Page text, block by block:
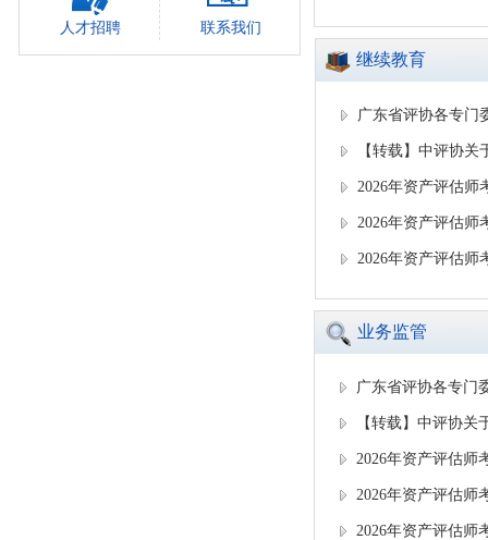
联系我们
人才招聘
继续教育
广东省评协各专门
【转载】中评协
2026年资产评估师
2026年资产评估师
2026年资产评估师
业务监管
广东省评协各专门
【转载】中评协
2026年资产评估师
2026年资产评估师
2026年资产评估师